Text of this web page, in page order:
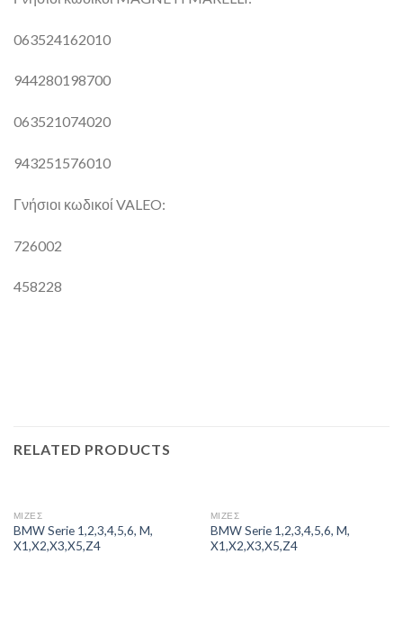
063524162010
944280198700
063521074020
943251576010
Γνήσιοι κωδικοί VALEO:
726002
458228
RELATED PRODUCTS
ΜΙΖΕΣ
BMW Serie 1,2,3,4,5,6, M,
X1,X2,X3,X5,Z4
ΜΙΖΕΣ
BMW Serie 1,2,3,4,5,6, M,
X1,X2,X3,X5,Z4